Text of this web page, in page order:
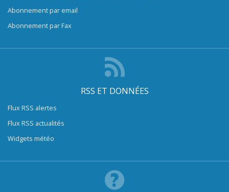
Abonnement par email
Abonnement par Fax
RSS ET DONNÉES
Flux RSS alertes
Flux RSS actualités
Widgets météo